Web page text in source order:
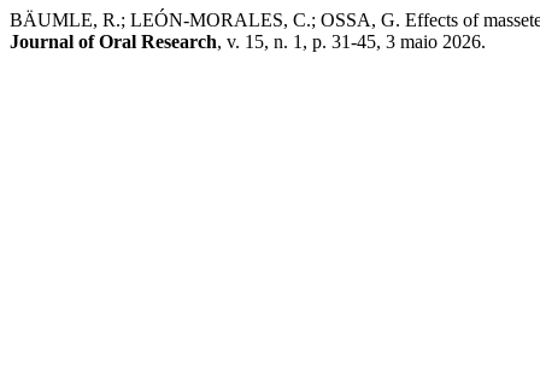
BÄUMLE, R.; LEÓN-MORALES, C.; OSSA, G. Effects of
Journal of Oral Research, v. 15, n. 1, p. 31-45, 3 maio 2026.